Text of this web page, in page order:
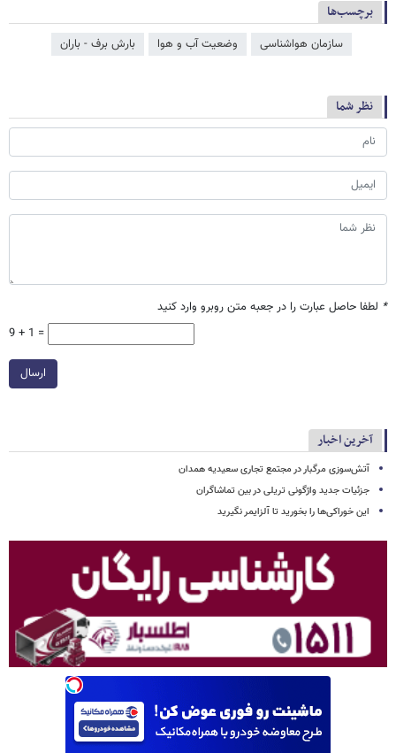
برچسب‌ها
سازمان هواشناسی وضعیت آب و هوا بارش برف - باران
نظر شما
* لطفا حاصل عبارت را در جعبه متن روبرو وارد کنید
9 + 1 =
ارسال
آخرین اخبار
آتش‌سوزی مرگبار در مجتمع تجاری سعیدیه همدان
جزئیات جدید واژگونی تریلی در بین تماشاگران
این خوراکی‌ها را بخورید تا آلزایمر نگیرید